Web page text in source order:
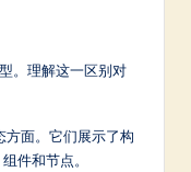
。理解这一区别对
方面。它们展示了构
件和节点。